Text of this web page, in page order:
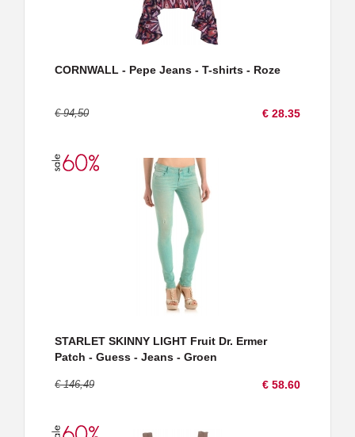
CORNWALL - Pepe Jeans - T-shirts - Roze
€ 94,50 € 28.35
STARLET SKINNY LIGHT Fruit Dr. Ermer
Patch - Guess - Jeans - Groen
€ 146,49 € 58.60